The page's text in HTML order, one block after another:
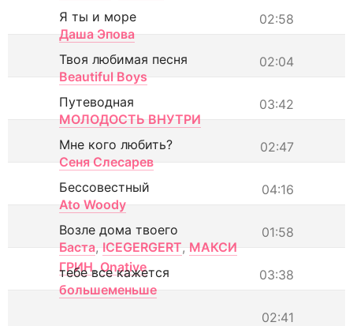
02:58
Я ты и море
Даша Эпова
02:04
Твоя любимая песня
Beautiful Boys
03:42
Путеводная
МОЛОДОСТЬ ВНУТРИ
02:47
Мне кого любить?
Сеня Слесарев
04:16
Бессовестный
Ato Woody
01:58
Возле дома твоего
Баста, ICEGERGERT, МАКСИ
ГРИН, Onative 03:38
тебе все кажется
большеменьше
02:41